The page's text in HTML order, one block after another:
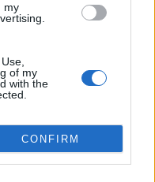
my
of my
with the
CONFIRM
(SÚJB) varoval na základě
energii
(MAAE)
které prodává francouzská
před ionizujícím
hodinek jsou
60. OPRI vyzval
vraceli do prodejen
v Hongkongu.